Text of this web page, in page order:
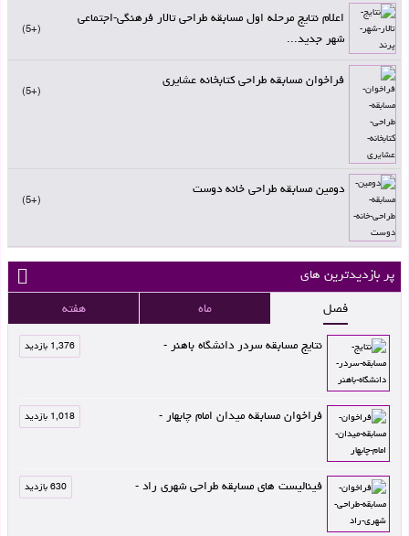
اعلام نتایج مرحله اول مسابقه طراحی تالار فرهنگی-اجتماعی
شهر جدید...
+5
فراخوان مسابقه طراحی کتابخانه عشایری
+5
دومین مسابقه طراحی خانه دوست
+5
پر بازدیدترین های
فصل ماه هفته
نتایج مسابقه سردر دانشگاه باهنر - 1,376 بازدید
فراخوان مسابقه میدان امام چابهار - 1,018 بازدید
فینالیست های مسابقه طراحی شهری راد - 630 بازدید